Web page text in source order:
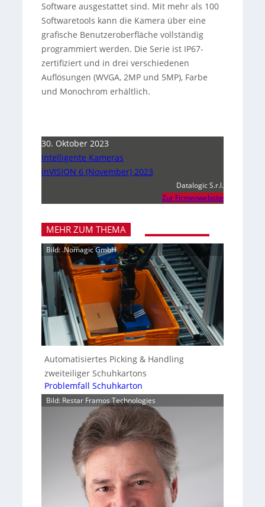
Software ausgestattet sind. Mit mehr als 100
Softwaretools kann die Kamera über eine
grafische Benutzeroberfläche vollständig
programmiert werden. Die Serie ist IP67-
zertifiziert und in drei verschiedenen
Auflösungen (WVGA, 2MP und 5MP), Farbe
und Monochrom erhältlich.
30. Oktober 2023
Intelligente Kameras
inVISION 6 (November) 2023
Datalogic S.r.l.
Zur Firmenwebsite
MEHR ZUM THEMA
Bild: .Nomagic GmbH
Automatisiertes Picking & Handling
zweiteiliger Schuhkartons
Problemfall Schuhkarton
Bild: Restar Framos Technologies